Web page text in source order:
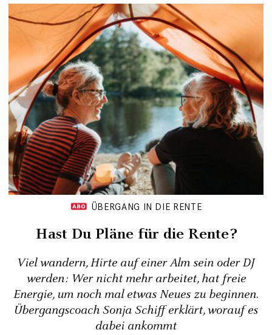
ÜBERGANG IN DIE RENTE
Hast Du Pläne für die Rente?
Viel wandern, Hirte auf einer Alm sein oder DJ
werden: Wer nicht mehr arbeitet, hat freie
Energie, um noch mal etwas Neues zu beginnen.
Übergangscoach Sonja Schiff erklärt, worauf es
dabei ankommt